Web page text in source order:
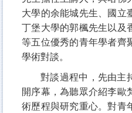
大學的余能城先生、國立
丁堡大學的郭楓先生以及
等五位優秀的青年學者齊
學術對談。
對談過程中，先由主
開序幕，為聽眾介紹李歐
術歷程與研究重心。對青